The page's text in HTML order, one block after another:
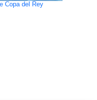
Copa del Rey